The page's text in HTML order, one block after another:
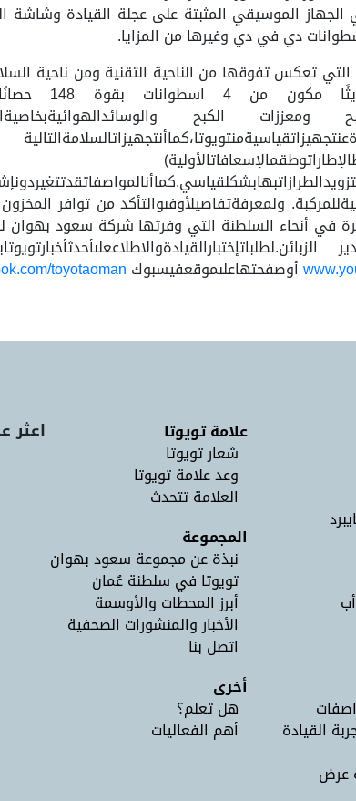
الجهاز الموسيقي المثبتة على عجلة القيادة وشاشة
مع محرك
ومعززات الكبح
ولمعرفةتفاصيلأوفىوالتأكد من توافر
في أنحاء السلطنة التي وفرتها شركة سعود بهوان
أوصفحتهاعلىموقعفيسبوك toyotaoman.
القيادة
عرض
علامة تويوتا
شعار تويوتا
وعد علامة تويوتا
العلامة تتحدث
المجموعة
نبذة عن مجموعة سعود بهوان
تويوتا في سلطنة عُمان
أبرز المحطات والأوسمة
الأخبار والمنشورات الصحفية
اتصل بنا
أخرى
هل تعلم؟
أهم الفعاليات
اعثر